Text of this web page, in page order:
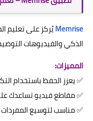
Memriseيُركز على تعليم
الذكي والفيديوهات
المميزات:
✅ يعزز الحفظ باستخدام
✅ مقاطع فيديو تساعدك
✅ مناسب لتوسيع